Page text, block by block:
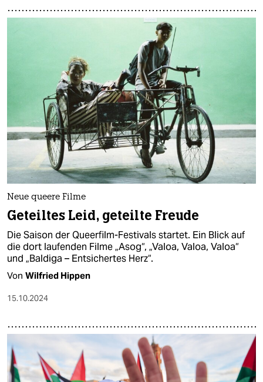
Neue queere Filme
Geteiltes Leid, geteilte Freude
Die Saison der Queerfilm-Festivals startet. Ein Blick auf
die dort laufenden Filme „Asog“, „Valoa, Valoa, Valoa“
und „Baldiga – Entsichertes Herz“.
Von Wilfried Hippen
15.10.2024